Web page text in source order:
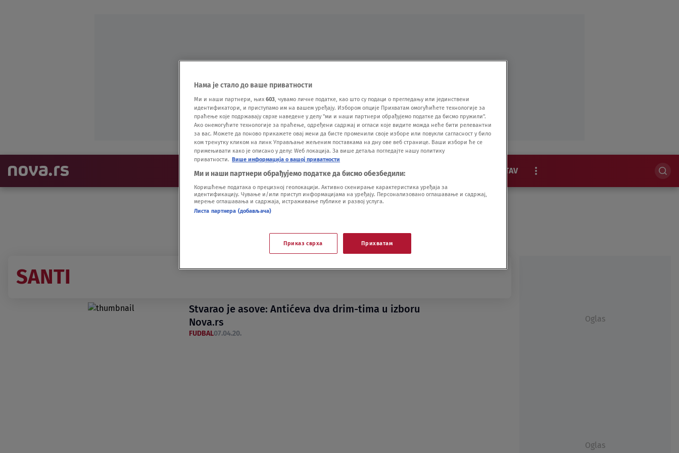
NAJNOVIJE VESTI SHOW SPORT VIDEO NOVA BAZA STAV
EKSKLUZIVNO
SANTI
Stvarao je asove: Antićeva dva drim-tima u izboru
Nova.rs
FUDBAL07.04.20.
Oglas
Oglas
Нама је стало до ваше приватности
Ми и наши партнери, њих 603, чувамо личне податке, као што су подаци о прегледању или јединствени
идентификатори, и приступамо им на вашем уређају. Избором опције Прихватам омогућићете технологије за
праћење које подржавају сврхе наведене у делу "ми и наши партнери обрађујемо податке да бисмо пружили".
Ако онемогућите технологије за праћење, одређени садржај и огласи које видите можда неће бити релевантни
за вас. Можете да поново прикажете овај мени да бисте променили своје изборе или повукли сагласност у било
ком тренутку кликом на линк Управљање жељеним поставкама на дну ове веб странице. Ваши избори ће се
примењивати како је описано у делу: Wеб локација. За више детаља погледајте нашу политику
приватности. Више информација о вашој приватности
Ми и наши партнери обрађујемо податке да бисмо обезбедили:
Коришћење података о прецизној геолокацији. Активно скенирање карактеристика уређаја за
идентификацију. Чување и/или приступ информацијама на уређају. Персонализовано оглашавање и садржај,
мерење оглашавања и садржаја, истраживање публике и развој услуга.
Листа партнера (добављача)
Приказ сврха Прихватам